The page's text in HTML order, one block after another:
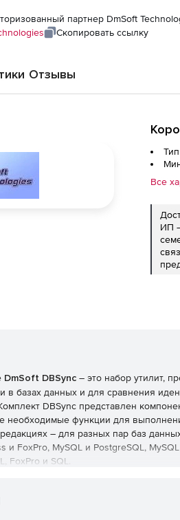
партнер DmSoft
Скопировать ссылку
Отзывы
Все
ИП
DmSoft DBSync – это набор утилит,
в базах данных и для сравнения
DBSync представлен
необходимые функции для
– для разных пар баз
и FoxPro, MySQL и PostgreSQL,
FoxPro и SQL.
новых записей в исходной базе